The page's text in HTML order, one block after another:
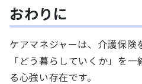
おわりに
ケアマネジャーは、介護保険
「どう暮らしていくか」を
る心強い存在です。